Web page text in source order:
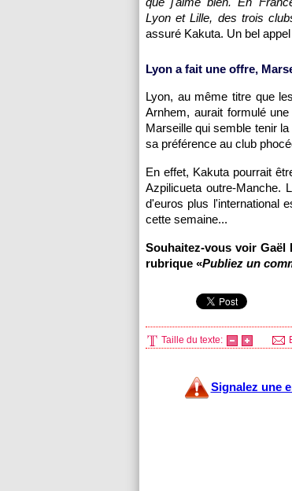
Lyon etLille, des trois
assuré Kakuta. Un bel
Lyon a fait une offre,
Lyon, au même titre que
Arnhem, aurait formulé
Marseille qui semble tenir
sa préférence au club
En effet, Kakuta pourrait
Azpilicueta outre-Manche.
d'euros plus l'international
cette semaine...
Souhaitez-vous voir Gaël
rubrique «Publiez un
Taille du texte:
Signalez une